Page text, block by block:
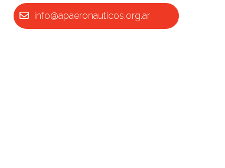
info@apaeronauticos.org.ar